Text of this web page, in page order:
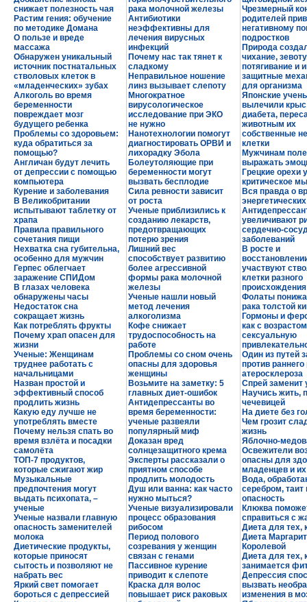
снижает полезность чая
Растим гения: обучение
по методике Домана
О пользе и вреде
массажа
Обнаружен уникальный
источник постнатальных
стволовых клеток в
«младенческих» зубах
Алкоголь во время
беременности
повреждает мозг
будущего ребенка
Проблемы со здоровьем:
куда обратиться за
помощью?
Англичан будут лечить
от депрессии с помощью
компьютера
Курение и заболевания
В Великобритании
испытывают таблетку от
храпа
Правила правильного
сочетания пищи
Нехватка сна губительна,
особенно для мужчин
Герпес облегчает
заражение СПИДом
В глазах человека
обнаружены часы
Недостаток сна
сокращает жизнь
Как потреблять фрукты
Почему храп опасен для
жизни
Ученые: Женщинам
труднее работать с
начальницами
Назван простой и
эффективный способ
продлить жизнь
Какую еду лучше не
употреблять вместе
Почему нельзя спать во
время взлёта и посадки
самолёта
ТОП-7 продуктов,
которые сжигают жир
Музыкальные
предпочтения могут
выдать психопата, –
ученые
Ученые назвали главную
опасность заменителей
молока
Диетические продукты,
которые приносят
сытость и позволяют не
набрать вес
Яркий свет помогает
бороться с депрессией
рака молочной железы
Антибиотики
неэффективны для
лечения вирусных
инфекций
Почему нас так тянет к
сладкому
Неправильное ношение
линз вызывает слепоту
Многократное
вирусологическое
исследование при ЭКО
не нужно
Нанотехнологии помогут
диагностировать ОРВИ и
лихорадку Эбола
Болеутоляющие при
беременности могут
вызвать бесплодие
Сила ревности зависит
от роста
Ученые приблизились к
созданию лекарств,
предотвращающих
потерю зрения
Лишний вес
способствует развитию
более агрессивной
формы рака молочной
железы
Ученые нашли новый
метод лечения
алкоголизма
Кофе снижает
трудоспособность на
работе
Проблемы со сном очень
опасны для здоровья
женщины
Возьмите на заметку: 5
главных диет-ошибок
Антидепрессанты во
время беременности:
ученые развеяли
популярный миф
Доказан вред
солнцезащитного крема
Эксперты рассказали о
приятном способе
продлить молодость
Душ или ванна: как часто
нужно мыться?
Ученые визуализировали
процесс образования
рибосом
Период полового
созревания у женщин
связан с генами
Пассивное курение
приводит к слепоте
Краска для волос
повышает риск раковых
Чрезмерный
родителей
негативному
подростков
Природа
чихание,
потягивание и
защитные
для организма
Японские
вылечили крыс
диабета,
животным их
собственные
клетки
Мужчинам
выражать
Грецкие орехи
критическое
Вся правда о
увеличивают
сердечно-
заболеваний
В росте и
участвуют
клетки разного
происхождения
Фолаты
рака толстой
Гормоны и
как с
сексуальную
Один из путей
против раннего
атеросклероза
Спрей заменит
Научись жить,
чечевицей
На диете без
Чем грозит
жизнь
Яблочно-
Освежители
опасны для
младенцев и
Вода,
серебром, таит
опасность
Клюква
справиться с
Диета для тех,
Диета
Королевой
Диета для тех,
занимается
Депрессия
вызвать
изменения в